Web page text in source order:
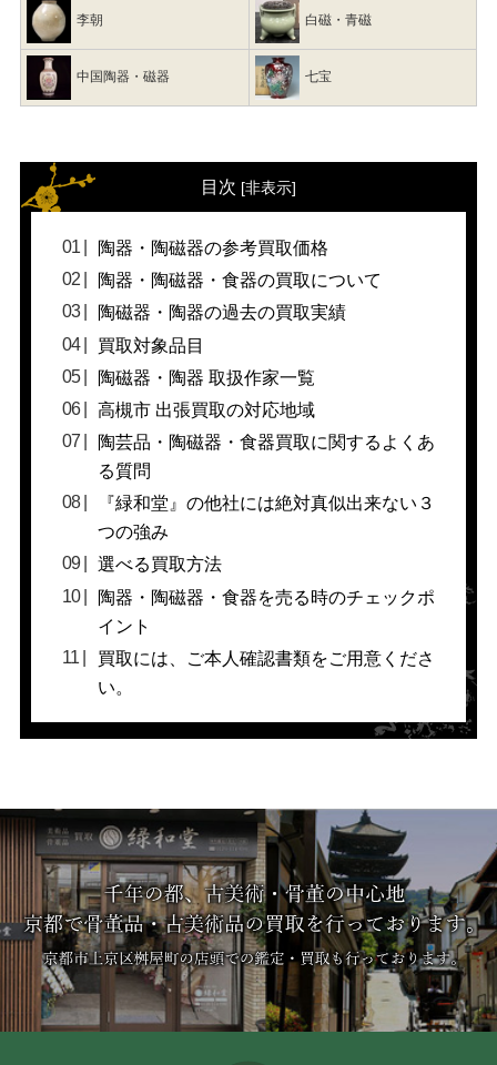
李朝 白磁・青磁
中国陶器・磁器 七宝
目次 [非表示]
陶器・陶磁器の参考買取価格
陶器・陶磁器・食器の買取について
陶磁器・陶器の過去の買取実績
買取対象品目
陶磁器・陶器 取扱作家一覧
高槻市 出張買取の対応地域
陶芸品・陶磁器・食器買取に関するよくあ
る質問
『緑和堂』の他社には絶対真似出来ない３
つの強み
選べる買取方法
陶器・陶磁器・食器を売る時のチェックポ
イント
買取には、ご本人確認書類をご用意くださ
い。